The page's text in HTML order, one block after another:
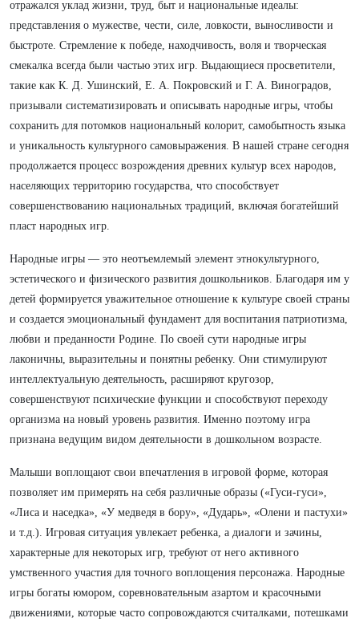
отражался уклад жизни, труд, быт и национальные идеалы:
представления о мужестве, чести, силе, ловкости, выносливости и
быстроте. Стремление к победе, находчивость, воля и творческая
смекалка всегда были частью этих игр. Выдающиеся просветители,
такие как К. Д. Ушинский, Е. А. Покровский и Г. А. Виноградов,
призывали систематизировать и описывать народные игры, чтобы
сохранить для потомков национальный колорит, самобытность языка
и уникальность культурного самовыражения. В нашей стране сегодня
продолжается процесс возрождения древних культур всех народов,
населяющих территорию государства, что способствует
совершенствованию национальных традиций, включая богатейший
пласт народных игр.
Народные игры — это неотъемлемый элемент этнокультурного,
эстетического и физического развития дошкольников. Благодаря им у
детей формируется уважительное отношение к культуре своей страны
и создается эмоциональный фундамент для воспитания патриотизма,
любви и преданности Родине. По своей сути народные игры
лаконичны, выразительны и понятны ребенку. Они стимулируют
интеллектуальную деятельность, расширяют кругозор,
совершенствуют психические функции и способствуют переходу
организма на новый уровень развития. Именно поэтому игра
признана ведущим видом деятельности в дошкольном возрасте.
Малыши воплощают свои впечатления в игровой форме, которая
позволяет им примерять на себя различные образы («Гуси-гуси»,
«Лиса и наседка», «У медведя в бору», «Дударь», «Олени и пастухи»
и т.д.). Игровая ситуация увлекает ребенка, а диалоги и зачины,
характерные для некоторых игр, требуют от него активного
умственного участия для точного воплощения персонажа. Народные
игры богаты юмором, соревновательным азартом и красочными
движениями, которые часто сопровождаются считалками, потешками